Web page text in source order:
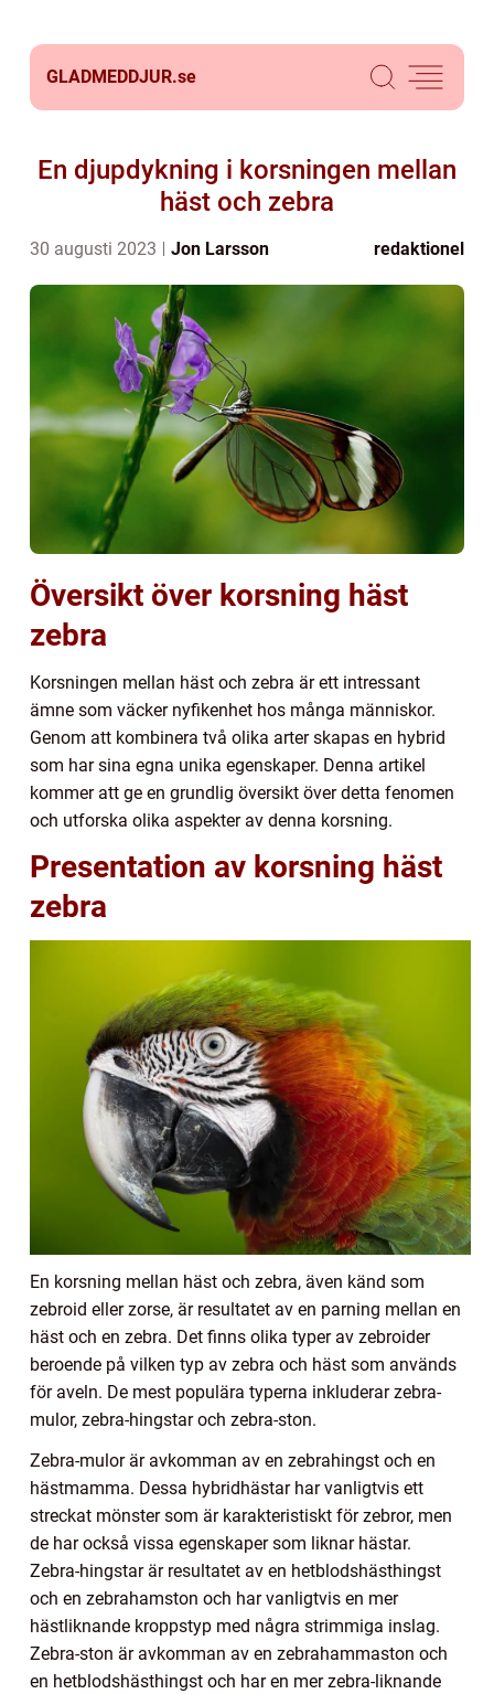
GLADMEDDJUR.se
En djupdykning i korsningen mellan
häst och zebra
30 augusti 2023 Jon Larsson redaktionel
Översikt över korsning häst
zebra
Korsningen mellan häst och zebra är ett intressant
ämne som väcker nyfikenhet hos många människor.
Genom att kombinera två olika arter skapas en hybrid
som har sina egna unika egenskaper. Denna artikel
kommer att ge en grundlig översikt över detta fenomen
och utforska olika aspekter av denna korsning.
Presentation av korsning häst
zebra
En korsning mellan häst och zebra, även känd som
zebroid eller zorse, är resultatet av en parning mellan en
häst och en zebra. Det finns olika typer av zebroider
beroende på vilken typ av zebra och häst som används
för aveln. De mest populära typerna inkluderar zebra-
mulor, zebra-hingstar och zebra-ston.
Zebra-mulor är avkomman av en zebrahingst och en
hästmamma. Dessa hybridhästar har vanligtvis ett
streckat mönster som är karakteristiskt för zebror, men
de har också vissa egenskaper som liknar hästar.
Zebra-hingstar är resultatet av en hetblodshästhingst
och en zebrahamston och har vanligtvis en mer
hästliknande kroppstyp med några strimmiga inslag.
Zebra-ston är avkomman av en zebrahammaston och
en hetblodshästhingst och har en mer zebra-liknande